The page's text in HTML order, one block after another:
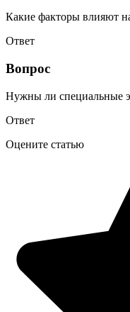
Какие факторы влияют
Ответ
Вопрос
Нужны ли специальные
Ответ
Оцените статью